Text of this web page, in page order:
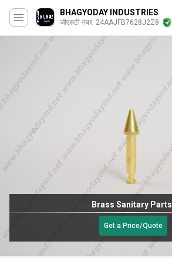
BHAGYODAY INDUSTRIES
जीएसटी नंबर. 24AAJFB7628J2Z8
Brass Sanitary Parts
Get a Price/Quote